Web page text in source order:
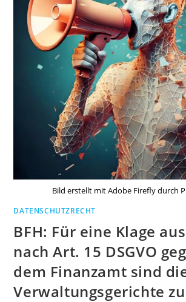
Bild erstellt mit Adobe Firefly durch
DATENSCHUTZRECHT
BFH: Für eine Klage
nach Art. 15 DSGVO
dem Finanzamt sind
Verwaltungsgerichte